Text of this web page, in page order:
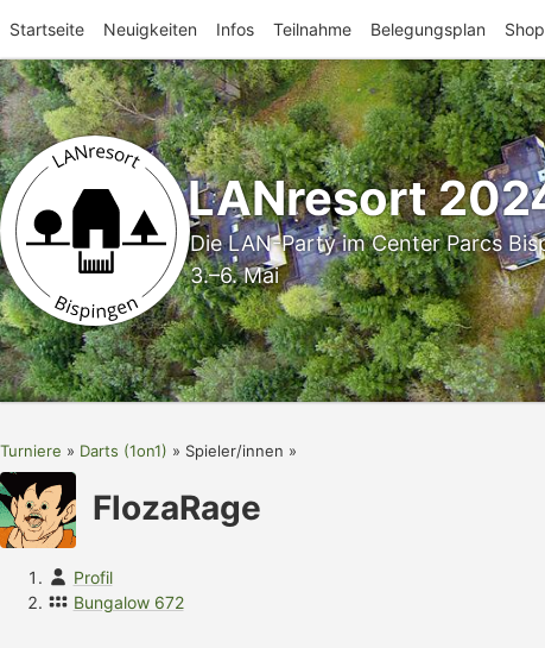
Startseite Neuigkeiten Infos Teilnahme Belegungsplan Shop
LANresort
Die LAN-Party im Center Parcs
3.–6. Mai
Turniere Darts (1on1) Spieler/innen
FlozaRage
Profil
Bungalow 672